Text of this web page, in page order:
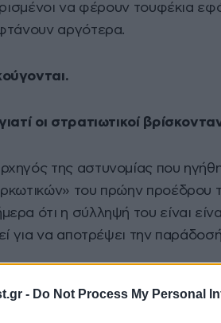
- Do Not Process My Personal
να φέρουν τουφέκια
αργότερα.
οι στρατιωτικοί
της αστυνομίας που
του πρώην προέδρου
ότι η σύλληψή του είναι
για να αποτρέψει την